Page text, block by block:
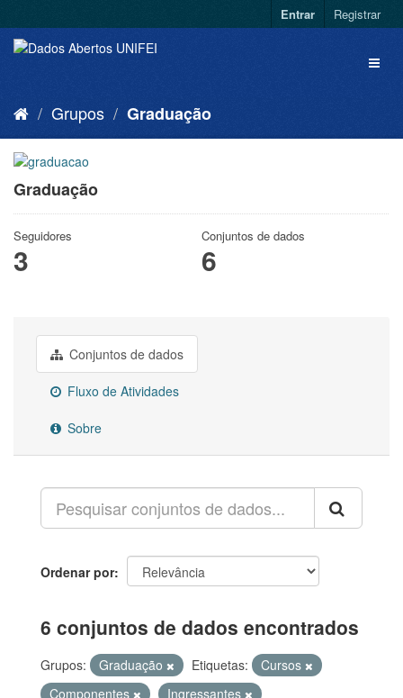
Entrar Registrar
Grupos Graduação
Graduação
Seguidores
3
Conjuntos de dados
6
Conjuntos de dados
Fluxo de Atividades
Sobre
Ordenar por
6 conjuntos de dados encontrados
Grupos: Graduação Etiquetas:
Cursos
Componentes
Ingressantes